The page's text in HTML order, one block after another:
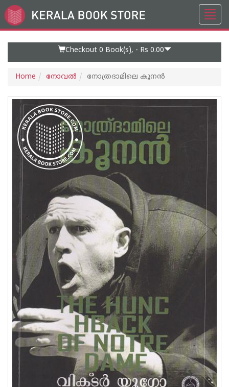
Go
to
Checkout 0 Book(s), - Rs 0.00
Home നോവല്‍ നോത്രദാമിലെ കൂനന്‍